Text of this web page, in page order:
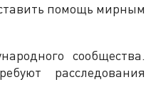
помощь мирным
сообщества.
расследования